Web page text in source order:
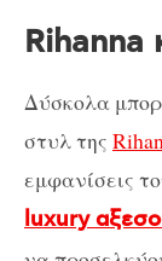
Rihanna
Δύσκολα
στυλ της
εμφανίσεις
luxury